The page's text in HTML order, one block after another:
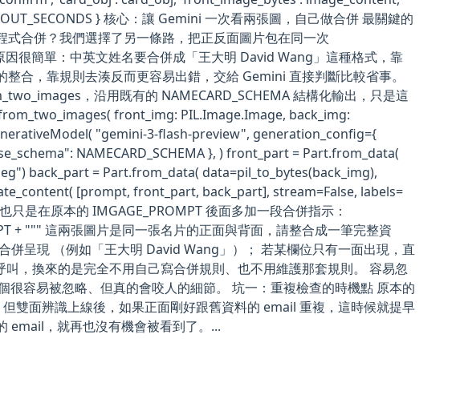
} 核心：讓 Gemini 一次看兩張圖，自己做合併 最關鍵的
合併？我們選擇了另一條路，把正反面圖片包在同一次
很簡單：中英文姓名要合併成「王大明 David Wang」這種格式，靠
合，靠規則去湊反而更容易出錯，交給 Gemini 直接判斷比較省事。
，沿用既有的 NAMECARD_SCHEMA 結構化輸出，只是這
front_img: PIL.Image.Image, back_img:
"gemini-3-flash-preview", generation_config={
NAMECARD_SCHEMA }, ) front_part = Part.from_data(
back_part = Part.from_data( data=pil_to_bytes(back_img),
[prompt, front_part, back_part], stream=False, labels=
在原本的 IMGAGE_PROMPT 後面多加一段合併指示：
+ """ 這兩張圖片是同一張名片的正面與背面，請整合成一筆完整資
併呈現 （例如「王大明 David Wang」）； 若某欄位只有一面出現，直
，換來的是完全不用自己寫合併規則、也不用維護那套規則。 容易忽
容易被忽略、但真的會咬人的細節。 坑一：重複檢查的時機點 原本的
雙面辨識上線後，如果正面剛好跟舊資料的 email 重複，這時候就提早
email，就再也沒有機會被看到了。...